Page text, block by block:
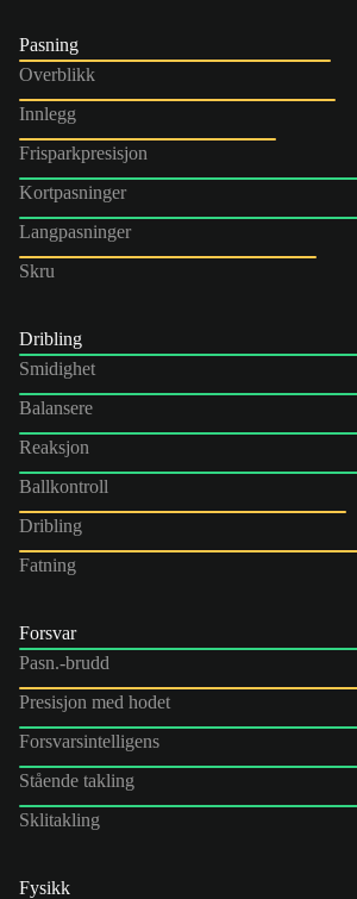
Pasning
Overblikk
Innlegg
Frisparkpresisjon
Kortpasninger
Langpasninger
Skru
Dribling
Smidighet
Balansere
Reaksjon
Ballkontroll
Dribling
Fatning
Forsvar
Pasn.-brudd
Presisjon med hodet
Forsvarsintelligens
Stående takling
Sklitakling
Fysikk